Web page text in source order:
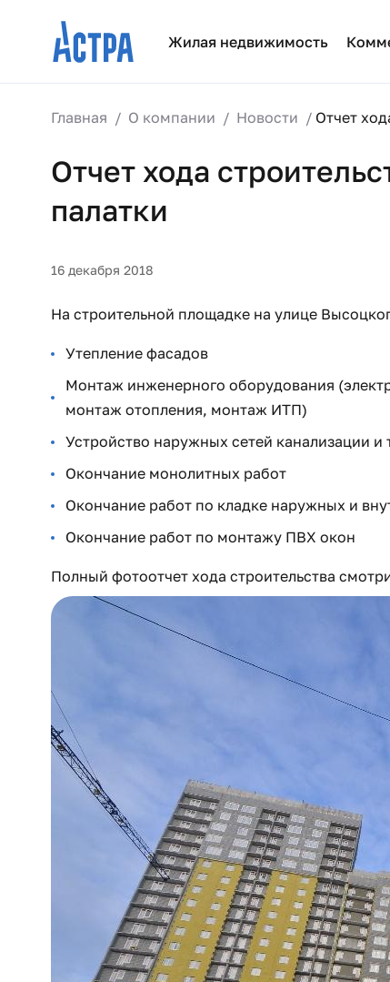
Жилая недвижимость
Главная О компании Новости Отчет
Отчет хода
палатки
16 декабря 2018
На строительной площадке на улице
Утепление фасадов
Монтаж инженерного оборудования
монтаж отопления, монтаж ИТП)
Устройство наружных сетей канализации и
Окончание монолитных работ
Окончание работ по кладке наружных и
Окончание работ по монтажу ПВХ окон
Полный фотоотчет хода строительства